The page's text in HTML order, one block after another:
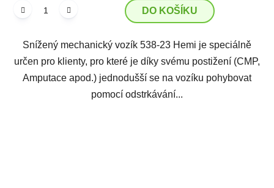
DO KOŠÍKU
Snížený mechanický vozík 538-23 Hemi je speciálně
určen pro klienty, pro které je díky svému postižení (CMP,
Amputace apod.) jednodušší se na vozíku pohybovat
pomocí odstrkávání...